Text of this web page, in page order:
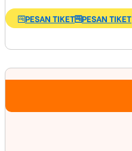
PESAN TIKET PESAN TIKET